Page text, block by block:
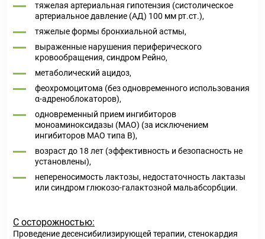
тяжелая артериальная гипотензия (систолическое
артериальное давление (АД) 100 мм рт.ст.),
тяжелые формы бронхиальной астмы,
выраженные нарушения периферического
кровообращения, синдром Рейно,
метаболический ацидоз,
феохромоцитома (без одновременного использования
α-адреноблокаторов),
одновременный прием ингибиторов
моноаминоксидазы (МАО) (за исключением
ингибиторов МАО типа В),
возраст до 18 лет (эффективность и безопасность не
установлены),
непереносимость лактозы, недостаточность лактазы
или синдром глюкозо-галактозной мальабсорбции.
С осторожностью:
Проведение десенсибилизирующей терапии, стенокардия